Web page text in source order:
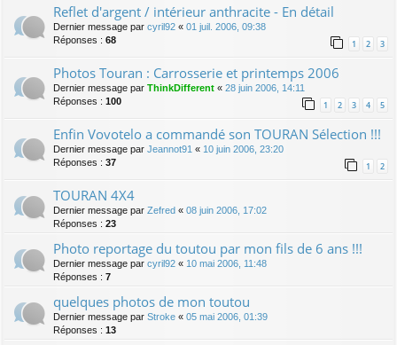
Reflet d'argent / intérieur anthracite - En détail
Dernier message par cyril92 « 01 juil. 2006, 09:38
Réponses : 68 1 2 3
Photos Touran : Carrosserie et printemps 2006
Dernier message par ThinkDifferent « 28 juin 2006, 14:11
Réponses : 100 1 2 3 4 5
Enfin Vovotelo a commandé son TOURAN Sélection !!!
Dernier message par Jeannot91 « 10 juin 2006, 23:20
Réponses : 37 1 2
TOURAN 4X4
Dernier message par Zefred « 08 juin 2006, 17:02
Réponses : 23
Photo reportage du toutou par mon fils de 6 ans !!!
Dernier message par cyril92 « 10 mai 2006, 11:48
Réponses : 7
quelques photos de mon toutou
Dernier message par Stroke « 05 mai 2006, 01:39
Réponses : 13